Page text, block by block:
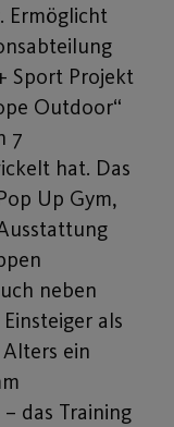
Ermöglicht
Sport Projekt
Outdoor“
7
hat. Das
Up Gym,
neben
als
ein
das Training